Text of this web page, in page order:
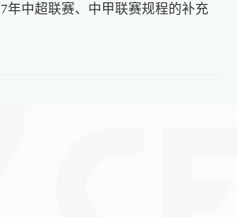
年中超联赛、中甲联赛规程的补充